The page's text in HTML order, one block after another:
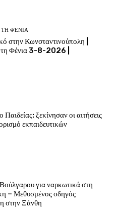
ΦΈΝΙΑ
στην Κωνσταντινούπολη |
Φένια 3-8-2026 |
Παιδείας: ξεκίνησαν οι αιτήσεις
εκπαιδευτικών
για ναρκωτικά στη
– Μεθυσμένος οδηγός
στην Ξάνθη